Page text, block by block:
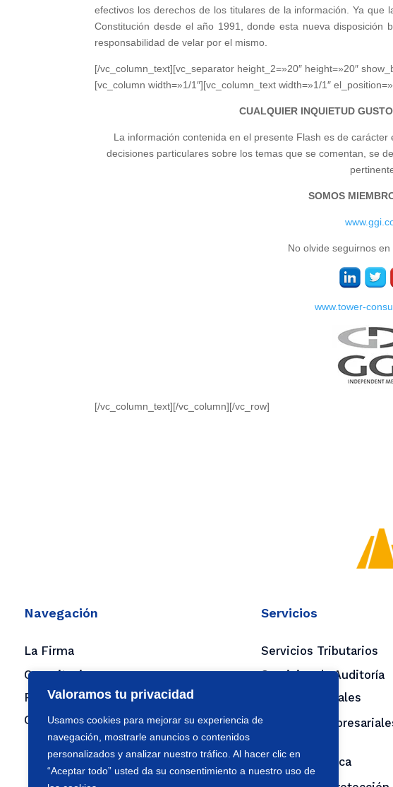
Valoramos tu privacidad
Usamos cookies para mejorar su experiencia de
navegación, mostrarle anuncios o contenidos
personalizados y analizar nuestro tráfico. Al hacer clic en
“Aceptar todo” usted da su consentimiento a nuestro uso de
efectivos los derechos de los titulares de la información. Ya
Constitución desde el año 1991, donde esta nueva disposición
responsabilidad de velar por el mismo.
[/vc_column_text][vc_separator height_2=»20″ height=»20″
[vc_column width=»1/1″][vc_column_text width=»1/1″
CUALQUIER INQUIETUD
La información contenida en el presente Flash es de
decisiones particulares sobre los temas que se comentan, se
SOMOS
No olvide seguirnos en
www.tower-
[/vc_column_text][/vc_column][/vc_row]
Navegación
La Firma
Capacitaciones
Flash y boletines
Contacto
Servicios
Servicios Tributarios
Servicios de Auditoría
Servicios Legales
Servicios
Sagrilaft y Ética